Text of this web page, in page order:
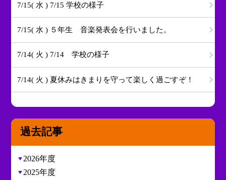
7/15( 水 ) 7/15 学校の様子
7/15( 水 ) ５年生 音楽発表会を行いました。
7/14( 火 ) 7/14 学校の様子
7/14( 火 ) 夏休みはきまりを守って楽しく過ごすぞ！
過去記事
2026年度
2025年度